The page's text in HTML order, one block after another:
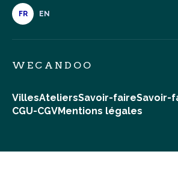
FR EN
WECANDOO
VillesAteliersSavoir-faireSavoir-
CGU-CGVMentions légales